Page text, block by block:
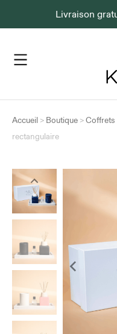
Livraison
Accueil > Boutique >Coffrets
rectangulaire